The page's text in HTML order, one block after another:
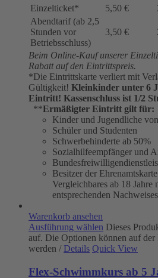
Einzelticket*
5,50 €
Abendtarif (ab 2,5
Stunden vor
Betriebsschluss)
3,50 €
Beim Online-Kauf unserer
Rabatt auf den Eintrittspreis.
*Die Eintrittskarte verliert mit
Gültigkeit! Kleinkinder unter 6
Eintritt! Kassenschluss ist 1/2
**Ermäßigter Eintritt gilt für:
Kinder und Jugendliche
Schüler und Studenten
Schwerbehinderte ab 50%
Sozialhilfeempfänger und
Besitzer der
Vergleichbares ab 18 Jahre
entsprechenden Nachweises
Warenkorb ansehen
Ausführung wählen Dieses
auf. Die Optionen können auf der
werden / Details Quick View
Flex-Schwimmkurs ab 5